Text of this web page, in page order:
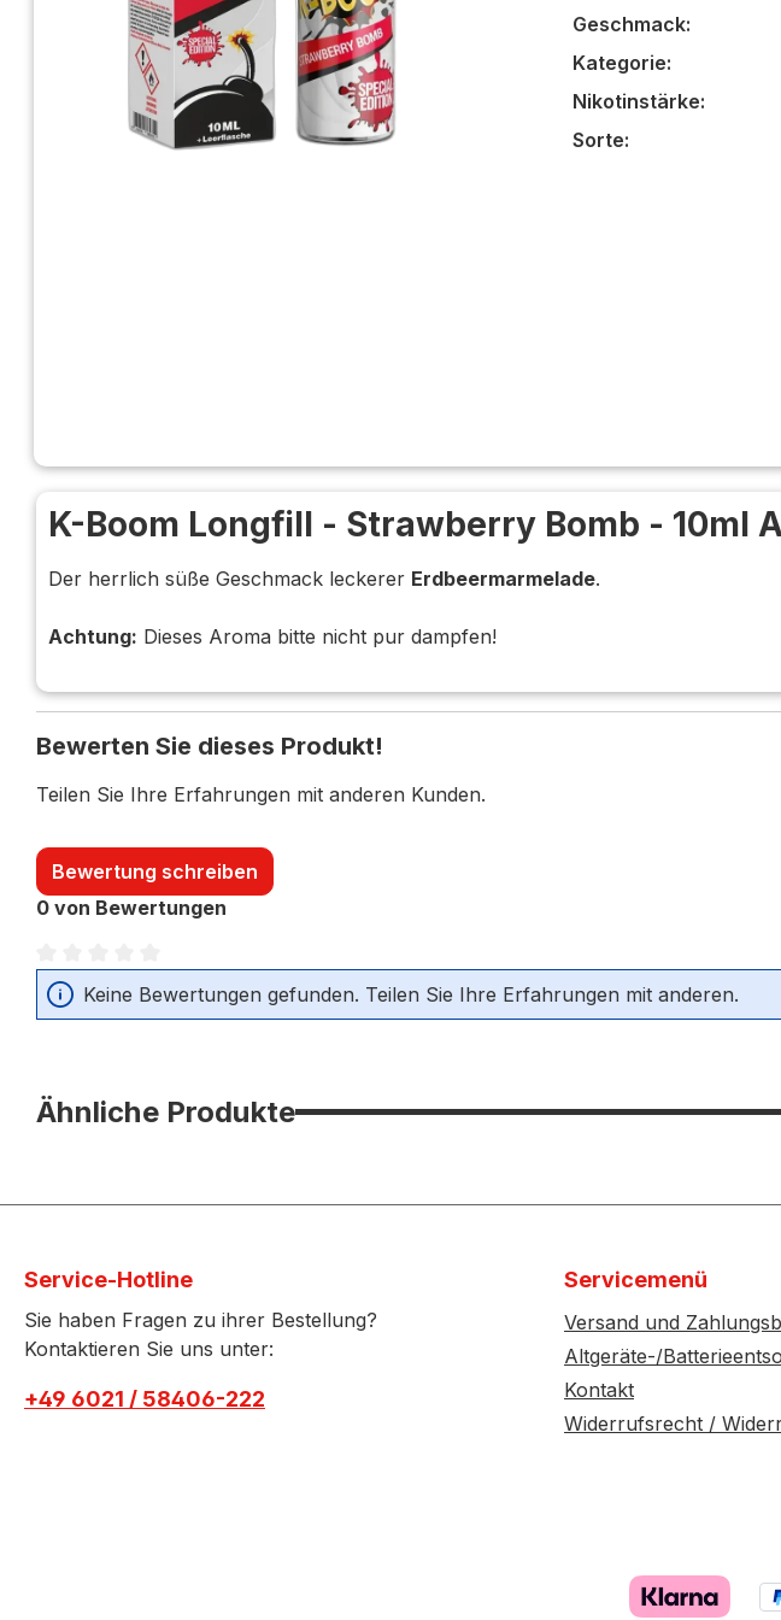
Geschmack:
Kategorie:
Nikotinstärke:
Sorte:
K-Boom Longfill - Strawberry Bomb - 10ml
Der herrlich süße Geschmack leckerer Erdbeermarmelade.
Achtung: Dieses Aroma bitte nicht pur dampfen!
Bewerten Sie dieses Produkt!
Teilen Sie Ihre Erfahrungen mit anderen Kunden.
Bewertung schreiben
0 von Bewertungen
Durchschnittliche Bewertung von 0 von 5 Sternen
Keine Bewertungen gefunden. Teilen Sie Ihre Erfahrungen mit anderen.
Ähnliche Produkte
Service-Hotline
Sie haben Fragen zu ihrer Bestellung?
Kontaktieren Sie uns unter:
+49 6021 / 58406-222
Servicemenü
Versand und
Altgeräte-/
Kontakt
Widerrufsrecht /